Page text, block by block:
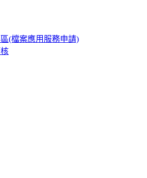
(檔案應用服務申請)